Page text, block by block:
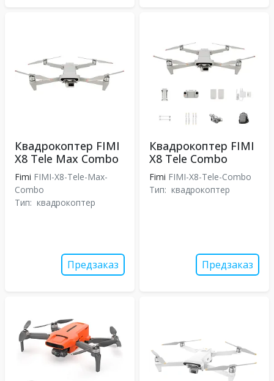
Квадрокоптер FIMI
X8 Tele Max Combo
Fimi FIMI-X8-Tele-Max-
Combo
Тип: квадрокоптер
Предзаказ
Квадрокоптер FIMI
X8 Tele Combo
Fimi FIMI-X8-Tele-Combo
Тип: квадрокоптер
Предзаказ